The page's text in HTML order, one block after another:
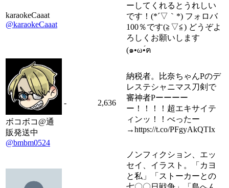
karaokeCaaat
@karaokeCaaat
ーしてくれるとうれしい
です！(*´▽｀*) フォロバ
100％です(≧▽≦) どうぞよ
ろしくお願いします
(๑•ω•́ฅ
ボコボコ@通
販発送中
@bmbm0524
- 2,636
納税者。比奈ちゃんPのデ
レステシャニマス刀剣で
審神者Pーーーー
ー！！！！超エキサイテ
ィンッ！！べったー
→https://t.co/PFgyAkQTIx
ノンフィクション、エッ
セイ、イラスト。「カヨ
と私」「ストーカーとの